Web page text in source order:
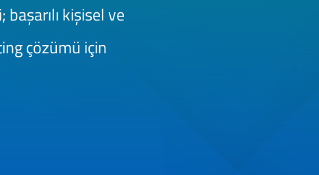
kişisel ve
çözümü için